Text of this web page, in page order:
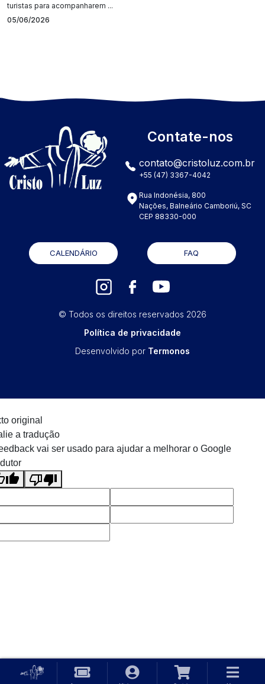
turistas para acompanharem ...
05/06/2026
Contate-nos
contato@cristoluz.com.br
+55 (47) 3367-4042
Rua Indonésia, 800
Nações, Balneário Camboriú, SC
CEP 88330-000
CALENDÁRIO FAQ
© Todos os direitos reservados 2026
Política de privacidade
Desenvolvido por Termonos
original
a tradução
vai ser usado para ajudar a melhorar o Google